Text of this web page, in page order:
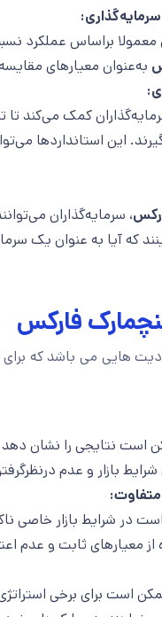
معمولا براساس عملکرد
به‌عنوان معیارهای
کمک می‌کند
این استانداردها
، سرمایه‌گذاران
که آیا به‌ عنوان یک
فارکس
هایی می باشد که
است نتایجی را نشان دهد
بازار و عدم
متفاوت:
در شرایط بازار خاصی
معیارهای ثابت و عدم
است برای برخی